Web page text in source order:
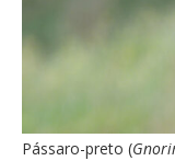
Pássaro-preto (